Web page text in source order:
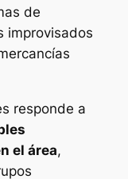
de
improvisados
responde a
el área,